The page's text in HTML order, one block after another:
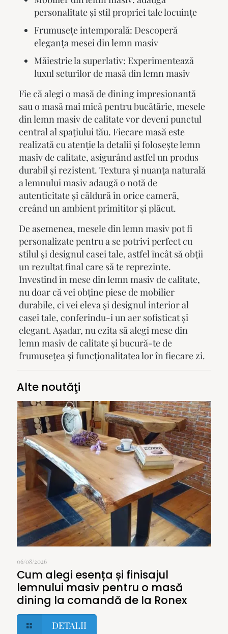
personalitate și stil propriei tale locuințe
Frumusețe intemporală: Descoperă
eleganța mesei din lemn masiv
Măiestrie la superlativ: Experimentează
luxul seturilor de masă din lemn masiv
Fie că alegi o masă de dining impresionantă
sau o masă mai mică pentru bucătărie, mesele
din lemn masivde calitate vor deveni punctul
central al spațiului tău. Fiecare masă este
realizată cu atenție la detalii și folosește lemn
masiv de calitate, asigurând astfel un produs
durabil și rezistent. Textura și nuanța naturală
a lemnului masiv adaugă o notă de
autenticitate și căldură în orice cameră,
creând un ambient primititor și plăcut.
De asemenea, mesele din lemn masivpot fi
personalizate pentru a se potrivi perfect cu
stilul și designul casei tale, astfel încât să obții
un rezultat final care să te reprezinte.
Investind înmese din lemn masivde calitate,
nu doar că vei obține piese de mobilier
durabile, ci vei eleva și designul interior al
casei tale, conferindu-i un aer sofisticat și
elegant. Așadar, nu ezita să alegimese din
lemn masivde calitate și bucură-te de
frumusețea și funcționalitatea lor în fiecare zi.
Alte noutăţi
06/08/2026
Cum alegi esența și finisajul
lemnului masiv pentru o masă
dining la comandă de la Ronex
DETALII